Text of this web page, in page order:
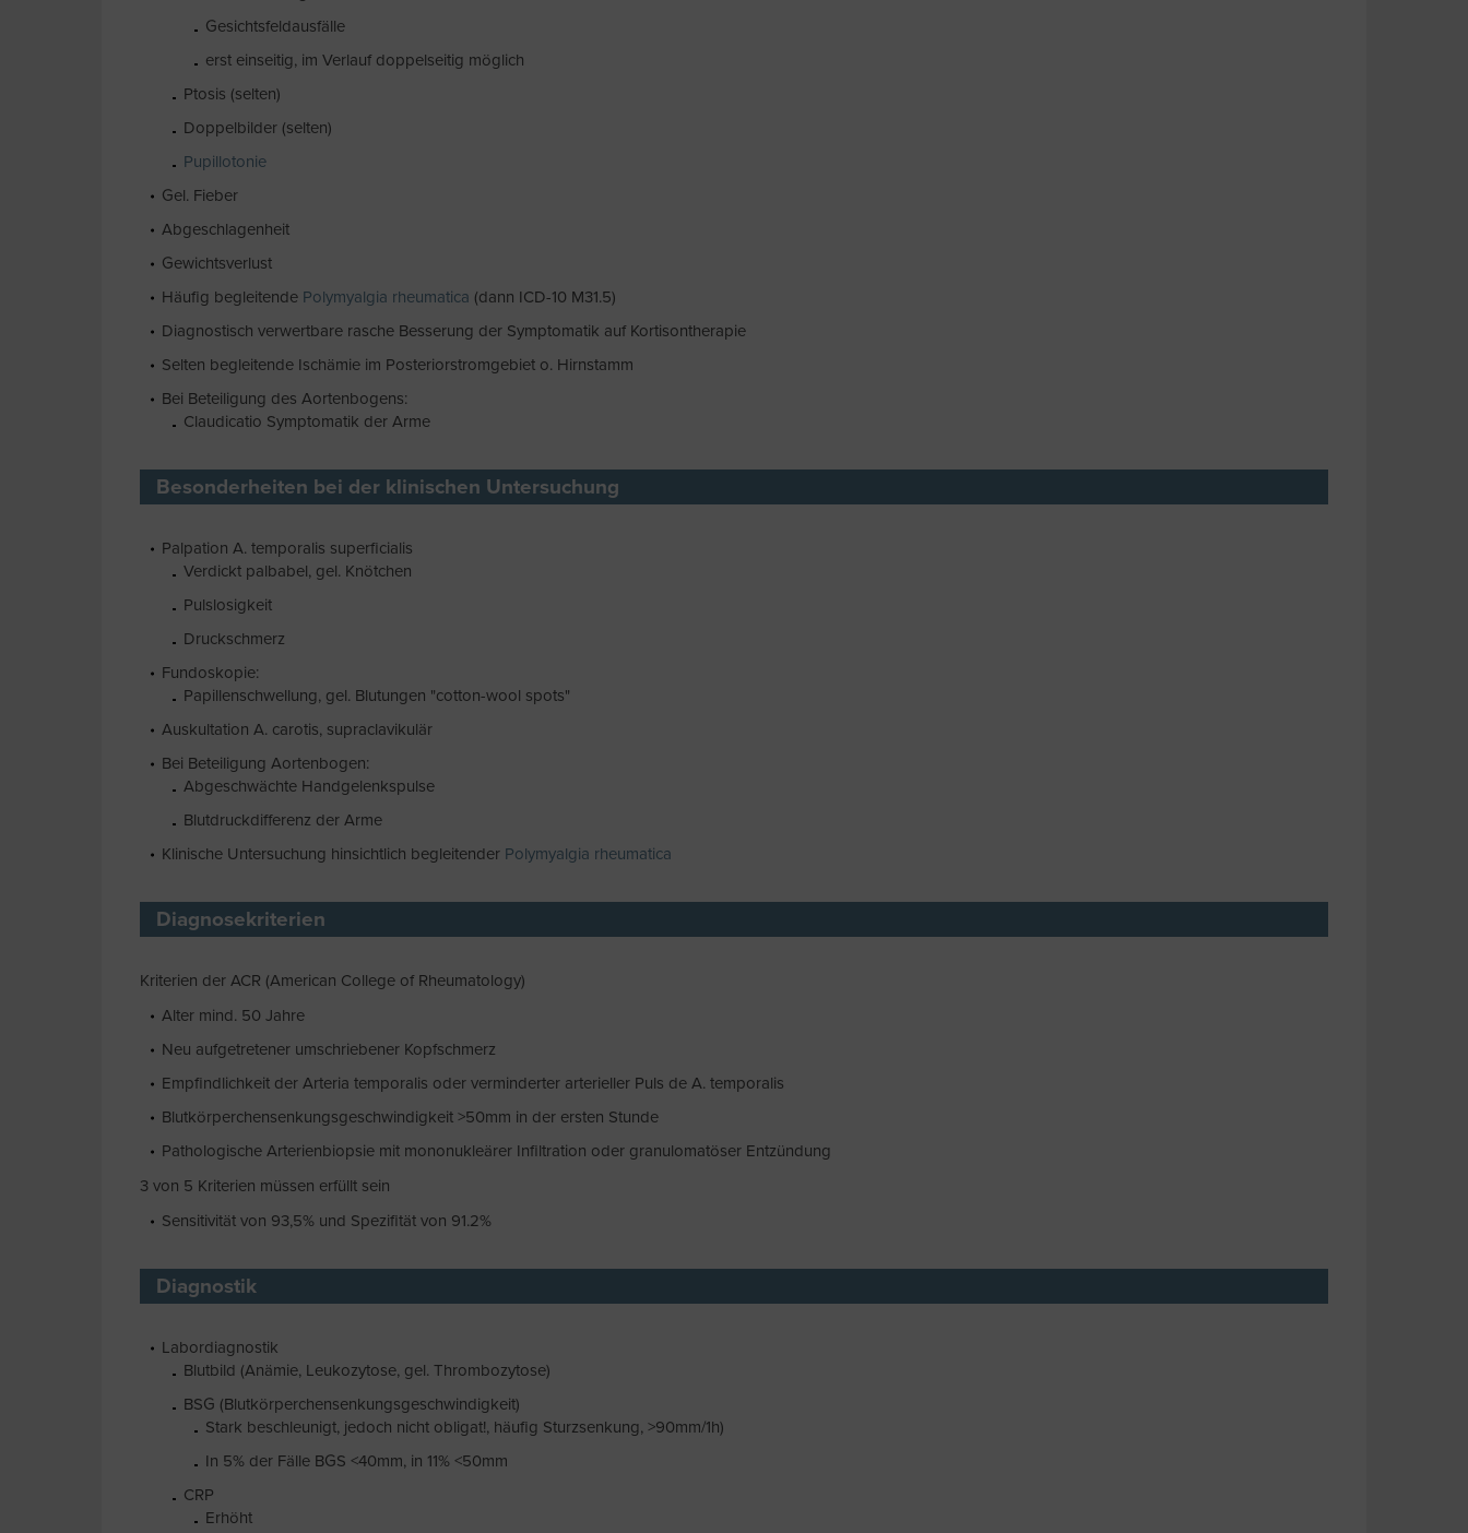
Gesichtsfeldausfälle
erst einseitig, im Verlauf doppelseitig möglich
Ptosis (selten)
Doppelbilder (selten)
Pupillotonie
Gel. Fieber
Abgeschlagenheit
Gewichtsverlust
Häufig begleitende Polymyalgia rheumatica (dann ICD-10 M31.5)
Diagnostisch verwertbare rasche Besserung der Symptomatik auf Kortisontherapie
Selten begleitende Ischämie im Posteriorstromgebiet o. Hirnstamm
Bei Beteiligung des Aortenbogens:
Claudicatio Symptomatik der Arme
Besonderheiten bei der klinischen Untersuchung
Palpation A. temporalis superficialis
Verdickt palbabel, gel. Knötchen
Pulslosigkeit
Druckschmerz
Fundoskopie:
Papillenschwellung, gel. Blutungen "cotton-wool spots"
Auskultation A. carotis, supraclavikulär
Bei Beteiligung Aortenbogen:
Abgeschwächte Handgelenkspulse
Blutdruckdifferenz der Arme
Klinische Untersuchung hinsichtlich begleitender Polymyalgia rheumatica
Diagnosekriterien
Kriterien der ACR (American College of Rheumatology)
Alter mind. 50 Jahre
Neu aufgetretener umschriebener Kopfschmerz
Empfindlichkeit der Arteria temporalis oder verminderter arterieller Puls de A. temporalis
Blutkörperchensenkungsgeschwindigkeit >50mm in der ersten Stunde
Pathologische Arterienbiopsie mit mononukleärer Infiltration oder granulomatöser Entzündung
3 von 5 Kriterien müssen erfüllt sein
Sensitivität von 93,5% und Spezifität von 91.2%
Diagnostik
Labordiagnostik
Blutbild (Anämie, Leukozytose, gel. Thrombozytose)
BSG (Blutkörperchensenkungsgeschwindigkeit)
Stark beschleunigt, jedoch nicht obligat!, häufig Sturzsenkung, >90mm/1h)
In 5% der Fälle BGS <40mm, in 11% <50mm
CRP
Erhöht